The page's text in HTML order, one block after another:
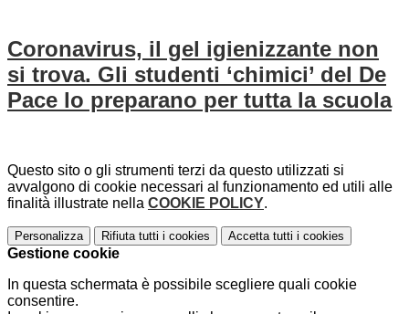
Coronavirus, il gel igienizzante non
si trova. Gli studenti ‘chimici’ del De
Pace lo preparano per tutta la scuola
Questo sito o gli strumenti terzi da questo utilizzati si
avvalgono di cookie necessari al funzionamento ed utili alle
finalità illustrate nella COOKIE POLICY.
Personalizza Rifiuta tutti i cookies Accetta tutti i cookies
Gestione cookie
In questa schermata è possibile scegliere quali cookie
consentire.